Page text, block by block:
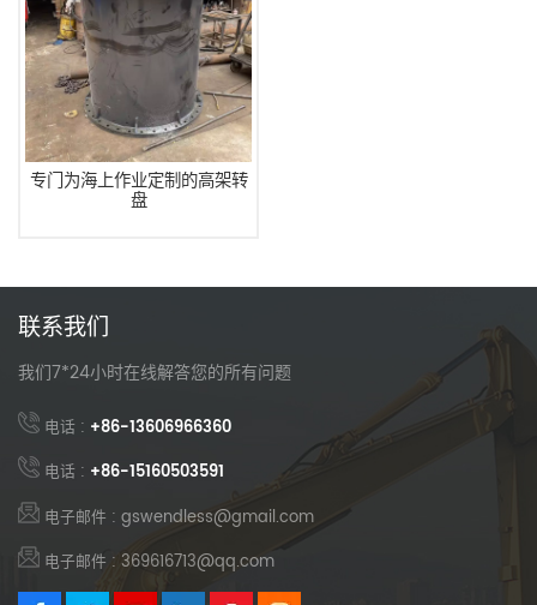
专门为海上作业定制的高架转
盘
联系我们
我们7*24小时在线解答您的所有问题
电话 : +86-13606966360
电话 : +86-15160503591
电子邮件 : gswendless@gmail.com
电子邮件 : 369616713@qq.com